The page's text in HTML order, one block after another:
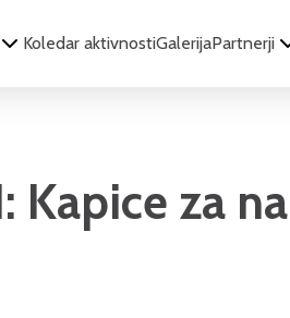
Koledar aktivnostiGalerijaPartnerji
Kapice za